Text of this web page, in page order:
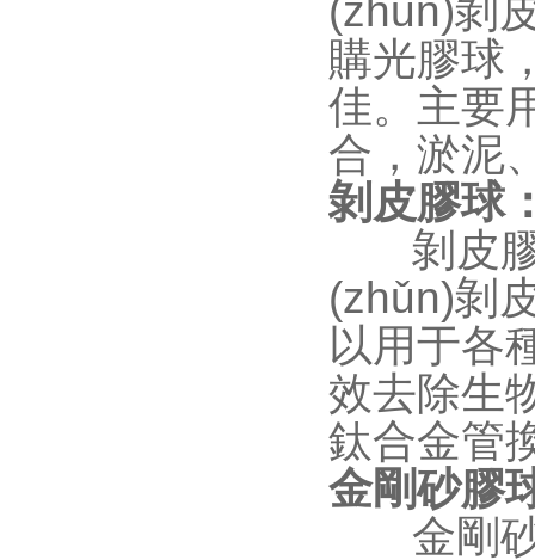
(zhǔn)剝
購光膠球
佳。
合，淤
剝皮膠球
剝皮
(zhǔn)剝
以用于各
效去除生物
鈦合金管換
金剛砂膠
金剛